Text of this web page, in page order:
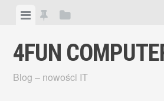
Skip
content
ViewView
posts
View
4FUN
Blog – nowości IT